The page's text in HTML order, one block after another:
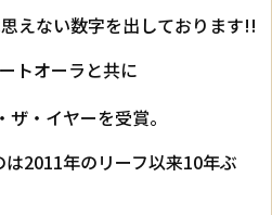
えない数字を出しております!!
トオーラと共に
ザ・イヤーを受賞。
は2011年のリーフ以来10年ぶ